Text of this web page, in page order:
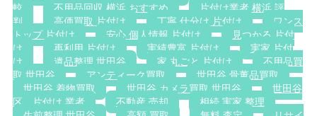
較
不用品回収 横浜 おすすめ
片付け業者 横浜 評
判
高価買取 片付け 丁寧 仕分け 片付け
ワンス
トップ 片付け
安心 個人情報 片付け
見つかる 片付
け
再利用 片付け 実績豊富 片付け
実家 片付
け
遺品整理 世田谷 家 丸ごと 片付け
不用品買
取 世田谷
アンティーク買取
世田谷 骨董品買取
世田谷 着物買取
世田谷 カメラ買取 世田谷
世田谷
区 片付け 業者
不動産 売却
相続 実家 整理